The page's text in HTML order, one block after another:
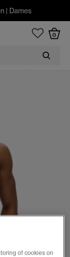
| Dames
0
of cookies on